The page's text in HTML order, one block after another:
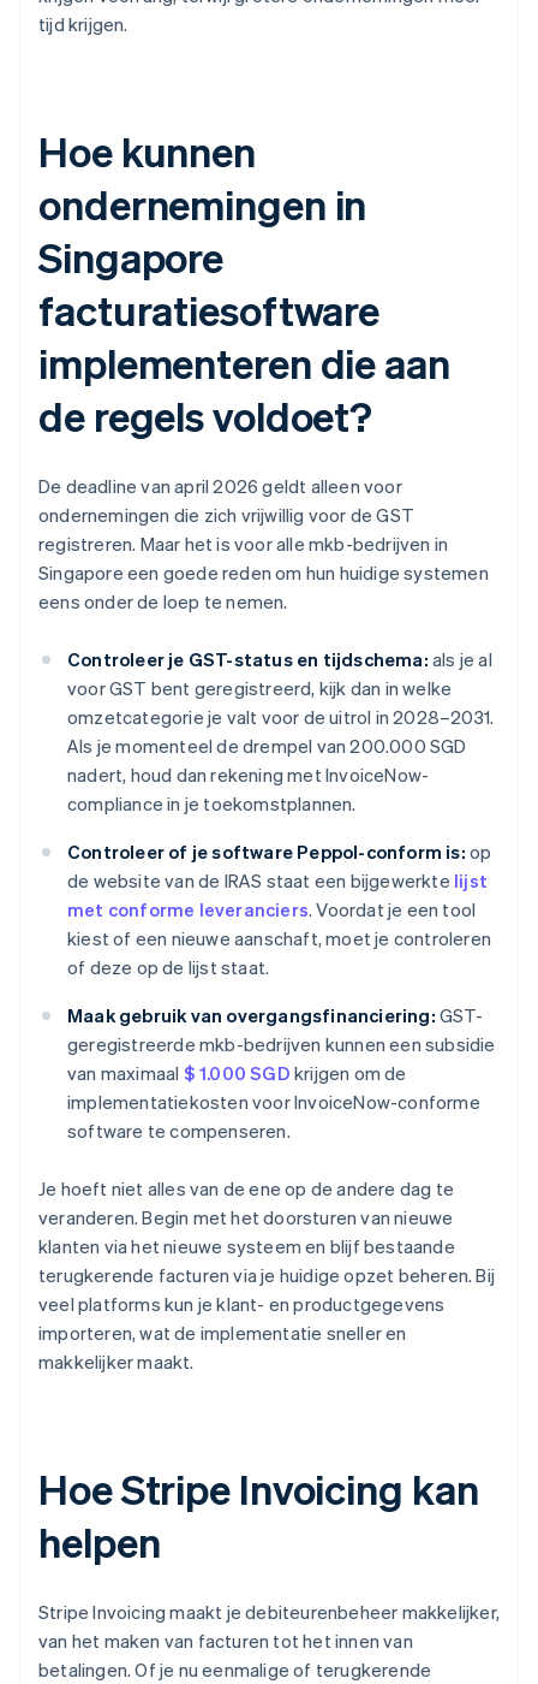
tijd krijgen.
Hoe kunnen
ondernemingen in
Singapore
facturatiesoftware
implementeren die aan
de regels voldoet?
De deadline van april 2026 geldt alleen voor
ondernemingen die zich vrijwillig voor de GST
registreren. Maar het is voor alle mkb-bedrijven in
Singapore een goede reden om hun huidige systemen
eens onder de loep te nemen.
Controleer je GST-status en tijdschema: als je al
voor GST bent geregistreerd, kijk dan in welke
omzetcategorie je valt voor de uitrol in 2028–2031.
Als je momenteel de drempel van 200.000 SGD
nadert, houd dan rekening met InvoiceNow-
compliance in je toekomstplannen.
Controleer of je software Peppol-conform is: op
de website van de IRAS staat een bijgewerkte lijst
met conforme leveranciers. Voordat je een tool
kiest of een nieuwe aanschaft, moet je controleren
of deze op de lijst staat.
Maak gebruik van overgangsfinanciering: GST-
geregistreerde mkb-bedrijven kunnen een subsidie
van maximaal $ 1.000 SGD krijgen om de
implementatiekosten voor InvoiceNow-conforme
software te compenseren.
Je hoeft niet alles van de ene op de andere dag te
veranderen. Begin met het doorsturen van nieuwe
klanten via het nieuwe systeem en blijf bestaande
terugkerende facturen via je huidige opzet beheren. Bij
veel platforms kun je klant- en productgegevens
importeren, wat de implementatie sneller en
makkelijker maakt.
Hoe Stripe Invoicing kan
helpen
Stripe Invoicing maakt je debiteurenbeheer makkelijker,
van het maken van facturen tot het innen van
betalingen. Of je nu eenmalige of terugkerende